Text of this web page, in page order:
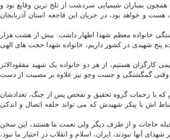
بمباران شیمیایی سردشت از تلخ ترین وقایع بود و
و خواهد بود، در جریان این فاجعه استان آذربایجان
خانواده معظم شهدا اظهار داشت: بیش از هشت هزار
بیش از 600خانواده سه شهید، 104 خانواده چهار شهیدی و 56 خانواده پنج شهیدی در کشور داریم، خانواده شهدا حجت های الهی
کارگران هستیم، از هر دو خانواده یک شهید مفقودالاثر
وقتی گمگشتگی و جست وجو نیز علاوه بر مصیبت از دست
مقدس حدود 40 هزار مفقودالاثر داشتیم که با زحمات گروه تحقیق و تفحص پس از جنگ، تعدادشان
اش با پیکر شهیدش که می تواند حلقه اتصال و اندکی
قبله حاجات و از طرف دیگر ولی نعمت ما هستند، این سخن
نبودند، ایران، اسلام و انقلاب در اختیار ما نبود،